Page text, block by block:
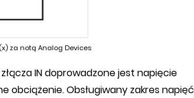
za notą Analog Devices
złącza IN doprowadzone jest napięcie
obciążenie. Obsługiwany zakres napięć